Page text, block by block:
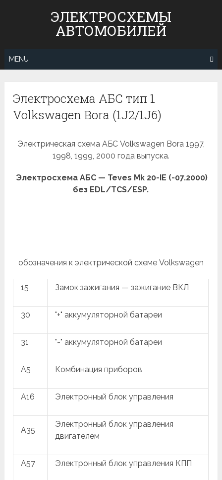
ЭЛЕКТРОСХЕМЫ
АВТОМОБИЛЕЙ
MENU
Электросхема АБС тип 1
Volkswagen Bora (1J2/1J6)
Электрическая схема АБС Volkswagen Bora 1997,
1998, 1999, 2000 года выпуска.
Электросхема АБС — Teves Mk 20-IE (-07.2000)
без EDL/TCS/ESP.
обозначения к электрической схеме Volkswagen
15 Замок зажигания — зажигание ВКЛ
30 "+" аккумуляторной батареи
31 "-" аккумуляторной батареи
A5 Комбинация приборов
A16 Электронный блок управления
A35
Электронный блок управления
двигателем
A57 Электронный блок управления КПП